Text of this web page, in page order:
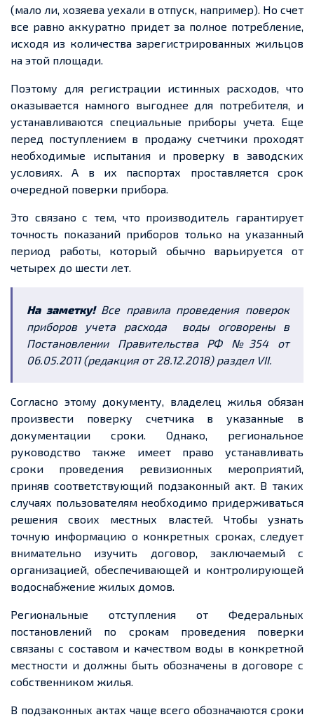
(мало ли, хозяева уехали в отпуск, например). Но счет
все равно аккуратно придет за полное потребление,
исходя из количества зарегистрированных жильцов
на этой площади.
Поэтому для регистрации истинных расходов, что
оказывается намного выгоднее для потребителя, и
устанавливаются специальные приборы учета. Еще
перед поступлением в продажу счетчики проходят
необходимые испытания и проверку в заводских
условиях. А в их паспортах проставляется срок
очередной поверки прибора.
Это связано с тем, что производитель гарантирует
точность показаний приборов только на указанный
период работы, который обычно варьируется от
четырех до шести лет.
На заметку!Все правила проведения поверок
приборов учета расхода воды оговорены в
Постановлении Правительства РФ №354 от
06.05.2011 (редакция от 28.12.2018) раздел VII.
Согласно этому документу, владелец жилья обязан
произвести поверку счетчика в указанные в
документации сроки. Однако, региональное
руководство также имеет право устанавливать
сроки проведения ревизионных мероприятий,
приняв соответствующий подзаконный акт. В таких
случаях пользователям необходимо придерживаться
решения своих местных властей. Чтобы узнать
точную информацию о конкретных сроках, следует
внимательно изучить договор, заключаемый с
организацией, обеспечивающей и контролирующей
водоснабжение жилых домов.
Региональные отступления от Федеральных
постановлений по срокам проведения поверки
связаны с составом и качеством воды в конкретной
местности и должны быть обозначены в договоре с
собственником жилья.
В подзаконных актах чаще всего обозначаются сроки